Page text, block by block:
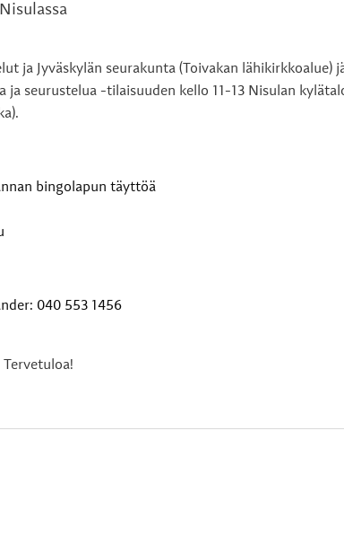
ja Jyväskylän seurakunta (Toivakan lähikirkkoalue)
ja seurustelua -tilaisuuden kello 11-13 Nisulan
bingolapun täyttöä
040 553 1456
Tervetuloa!